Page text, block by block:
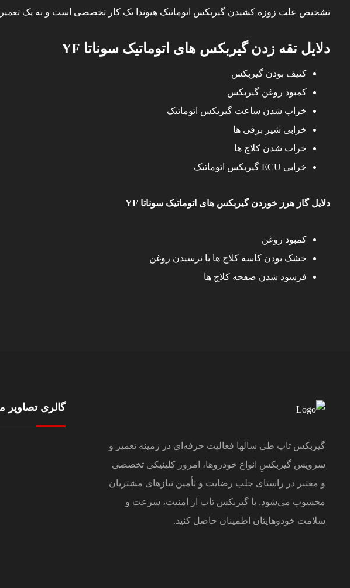
تشخیص علت زوزه کشیدن گیربکس اتوماتیک هیوندا یک کار تخصصی است و به یک
دلایل تقه زدن گیربکس های اتوماتیک سوناتا YF
کثیف بودن گیربکس
کمبود روغن گیربکس
خراب شدن ساعت گیربکس اتوماتیک
خرابی شیر برقی ها
خراب شدن کلاچ ها
خرابی ECU گیربکس اتوماتیک
دلایل گاز هرز خوردن گیربکس های اتوماتیک سوناتا
کمبود روغن
خشک بودن کاسه کلاج ها یا نرسیدن روغن
فرسود شدن صفحه کلاچ ها
گیربکس تاپ طی سالها فعالیت حرفه‌ای در زمینه تعمیر و
سرویس گیربکس‌ِ انواع خودروها، امروز کلینیکی تخصصی
و معتبر در راستای جلب رضایت و تأمین نیازهای مشتریان
محسوب می‌‌شود. با گیربکس تاپ از امنیت، سرعت و
سلامت خودوهایتان اطمینان حاصل کنید.
گالری تصاویر